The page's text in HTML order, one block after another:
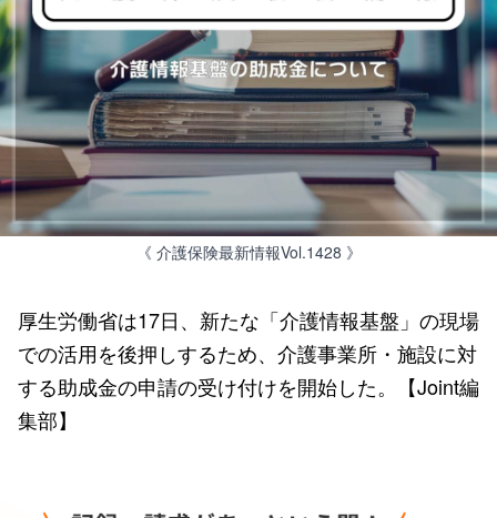
《 介護保険最新情報Vol.1428 》
厚生労働省は17日、新たな「介護情報基盤」の現場
での活用を後押しするため、介護事業所・施設に対
する助成金の申請の受け付けを開始した。【Joint編
集部】